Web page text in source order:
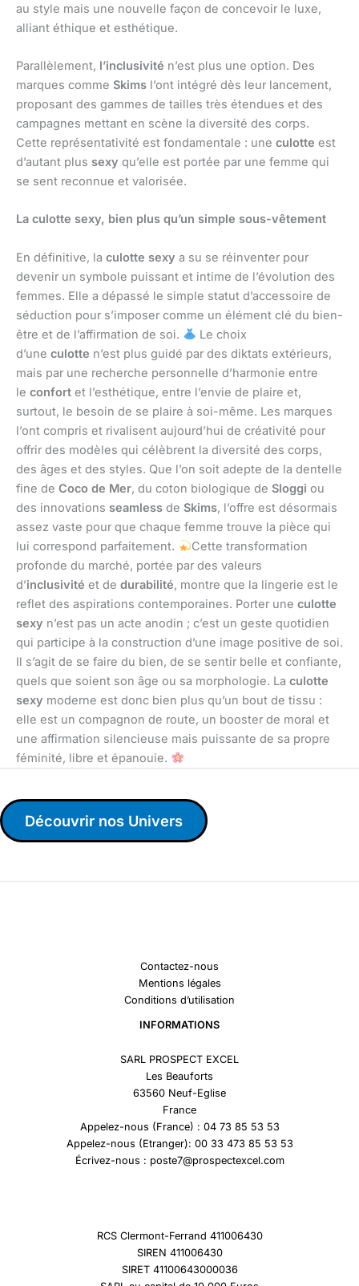
au style mais une nouvelle façon de concevoir le luxe,
alliant éthique et esthétique.
Parallèlement, l’inclusivité n’est plus une option. Des
marques comme Skims l’ont intégré dès leur lancement,
proposant des gammes de tailles très étendues et des
campagnes mettant en scène la diversité des corps.
Cette représentativité est fondamentale : une culotte est
d’autant plus sexy qu’elle est portée par une femme qui
se sent reconnue et valorisée.
La culotte sexy, bien plus qu’un simple sous-vêtement
En définitive, la culotte sexy a su se réinventer pour
devenir un symbole puissant et intime de l’évolution des
femmes. Elle a dépassé le simple statut d’accessoire de
séduction pour s’imposer comme un élément clé du bien-
être et de l’affirmation de soi.
Le choix
d’une culotte n’est plus guidé par des diktats extérieurs,
mais par une recherche personnelle d’harmonie entre
le confort et l’esthétique, entre l’envie de plaire et,
surtout, le besoin de se plaire à soi-même. Les marques
l’ont compris et rivalisent aujourd’hui de créativité pour
offrir des modèles qui célèbrent la diversité des corps,
des âges et des styles. Que l’on soit adepte de la dentelle
fine de Coco de Mer, du coton biologique de Sloggi ou
des innovations seamless de Skims, l’offre est désormais
assez vaste pour que chaque femme trouve la pièce qui
lui correspond parfaitement.
Cette transformation
profonde du marché, portée par des valeurs
d’inclusivité et de durabilité, montre que la lingerie est le
reflet des aspirations contemporaines. Porter une culotte
sexy n’est pas un acte anodin ; c’est un geste quotidien
qui participe à la construction d’une image positive de soi.
Il s’agit de se faire du bien, de se sentir belle et confiante,
quels que soient son âge ou sa morphologie. La culotte
sexy moderne est donc bien plus qu’un bout de tissu :
elle est un compagnon de route, un booster de moral et
une affirmation silencieuse mais puissante de sa propre
féminité, libre et épanouie.
Découvrir nos Univers
Contactez-nous
Mentions légales
Conditions d’utilisation
INFORMATIONS
SARL PROSPECT EXCEL
Les Beauforts
63560 Neuf-Eglise
France
Appelez-nous (France) : 04 73 85 53 53
Appelez-nous (Etranger): 00 33 473 85 53 53
Écrivez-nous : poste7@prospectexcel.com
RCS Clermont-Ferrand 411006430
SIREN 411006430
SIRET 41100643000036